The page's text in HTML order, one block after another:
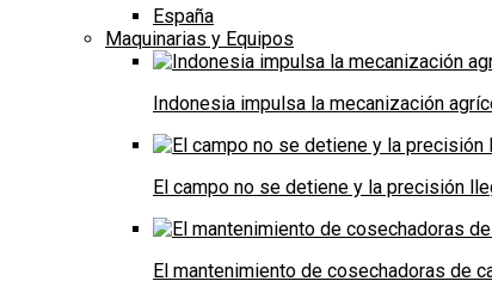
España
Maquinarias y Equipos
Indonesia impulsa la mecanización
El campo no se detiene y la precisión
El mantenimiento de cosechadoras de